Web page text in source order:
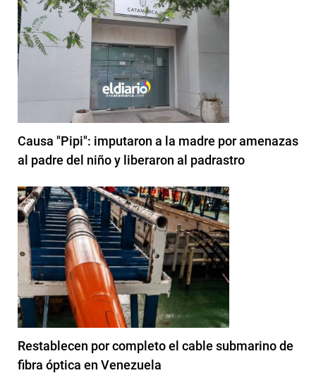
Causa "Pipi": imputaron a la madre por amenazas
al padre del niño y liberaron al padrastro
Restablecen por completo el cable submarino de
fibra óptica en Venezuela